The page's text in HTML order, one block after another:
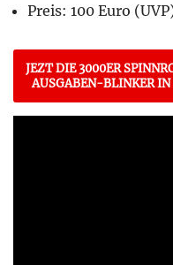
Preis: 100 Euro
JEZT DIE 3000ER
AUSGABEN-BLINKER IN